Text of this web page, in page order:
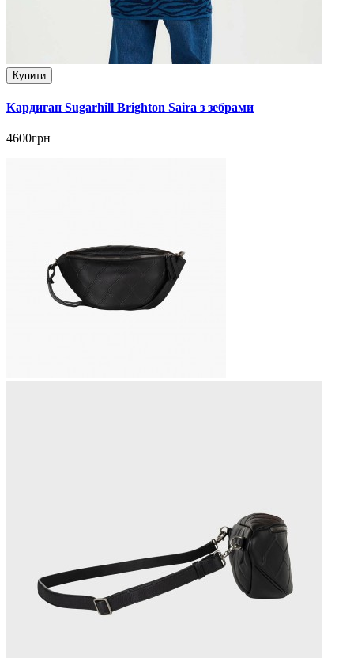
Купити
Кардиган Sugarhill Brighton Saira з зебрами
4600грн